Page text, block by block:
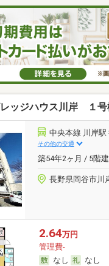
レッジハウス川岸 １号
中央本線 川岸駅
その他の交通
築54年2ヶ月 / 5階建
長野県岡谷市川
2.64万円
管理費-
なし
なし